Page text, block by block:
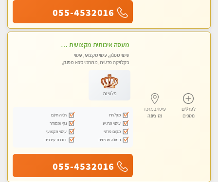
055-4532016
לפרטים
נוספים
עיסוי במרכז
נס ציונה
מעסה איכותית מקצועית מאוד- חדשה בראשון לציון
עיסוי מפנק, עיסוי מקצועי, עיסוי
בקלניקה פרטית, מתחמי ספא מפנק,
פלטינה
מקלחת
חניה חינם
עיסוי מרגיע
נקי ומסודר
מקום פרטי
עיסוי מקצועי
תמונה אמיתית
דוברת עיברית
055-4532016